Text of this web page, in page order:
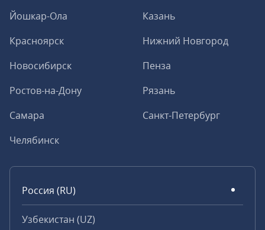
Йошкар-Ола
Казань
Красноярск
Нижний Новгород
Новосибирск
Пенза
Ростов-на-Дону
Рязань
Самара
Санкт-Петербург
Челябинск
Россия (RU)
Узбекистан (UZ)